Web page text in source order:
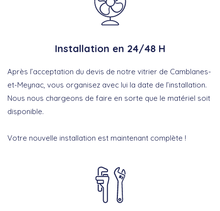
Installation en 24/48 H
Après l’acceptation du devis de notre vitrier de Camblanes-
et-Meynac, vous organisez avec lui la date de l’installation.
Nous nous chargeons de faire en sorte que le matériel soit
disponible.
Votre nouvelle installation est maintenant complète !